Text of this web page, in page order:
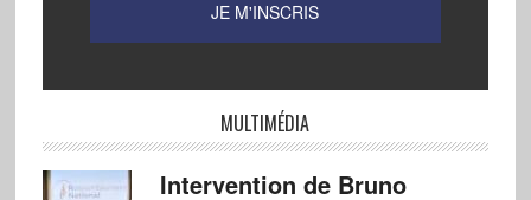
MULTIMÉDIA
Intervention de Bruno